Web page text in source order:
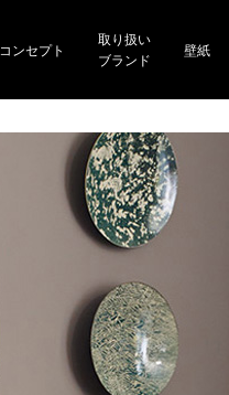
コンセプト
取り扱い
ブランド
壁紙